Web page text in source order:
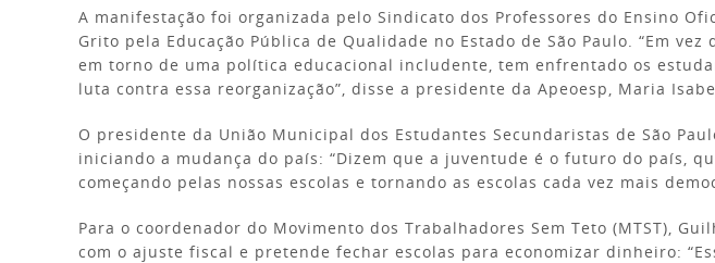
A manifestação foi organizada pelo Sindicato dos Professores do Ensino
Grito pela Educação Pública de Qualidade no Estado de São Paulo. “Em
em torno de uma política educacional includente, tem enfrentado os
luta contra essa reorganização”, disse a presidente da Apeoesp, Maria
O presidente da União Municipal dos Estudantes Secundaristas de São
iniciando a mudança do país: “Dizem que a juventude é o futuro do país,
começando pelas nossas escolas e tornando as escolas cada vez mais
Para o coordenador do Movimento dos Trabalhadores Sem Teto (MTST),
com o ajuste fiscal e pretende fechar escolas para economizar dinheiro: